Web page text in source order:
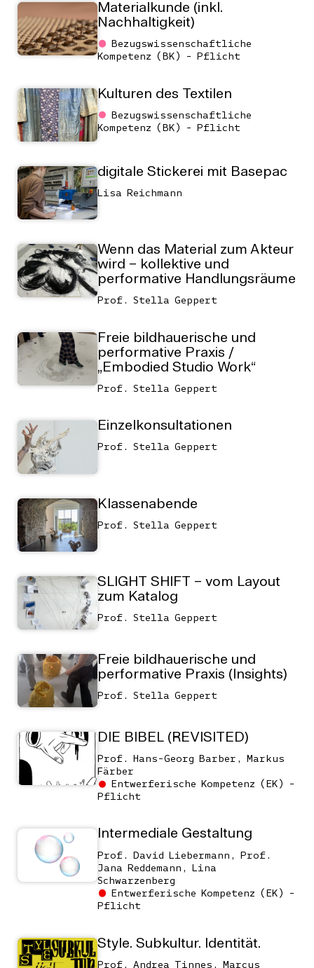
Materialkunde (inkl.
Nachhaltigkeit)
Bezugswissenschaftliche
Kompetenz (BK) - Pflicht
Kulturen des Textilen
Bezugswissenschaftliche
Kompetenz (BK) - Pflicht
digitale Stickerei mit Basepac
Lisa Reichmann
Wenn das Material zum Akteur
wird – kollektive und
performative Handlungsräume
Prof. Stella Geppert
Freie bildhauerische und
performative Praxis /
„Embodied Studio Work“
Prof. Stella Geppert
Einzelkonsultationen
Prof. Stella Geppert
Klassenabende
Prof. Stella Geppert
SLIGHT SHIFT – vom Layout
zum Katalog
Prof. Stella Geppert
Freie bildhauerische und
performative Praxis (Insights)
Prof. Stella Geppert
DIE BIBEL (REVISITED)
Prof. Hans-Georg Barber, Markus
Färber
Entwerferische Kompetenz (EK) -
Pflicht
Intermediale Gestaltung
Prof. David Liebermann, Prof.
Jana Reddemann, Lina
Schwarzenberg
Entwerferische Kompetenz (EK) -
Pflicht
Style. Subkultur. Identität.
Prof. Andrea Tinnes, Marcus